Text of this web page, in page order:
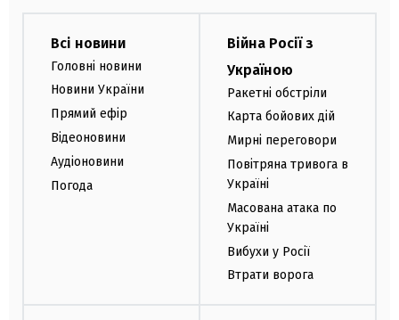
Всі новини
Головні новини
Новини України
Прямий ефір
Відеоновини
Аудіоновини
Погода
Війна Росії з
Україною
Ракетні обстріли
Карта бойових дій
Мирні переговори
Повітряна тривога в
Україні
Масована атака по
Україні
Вибухи у Росії
Втрати ворога